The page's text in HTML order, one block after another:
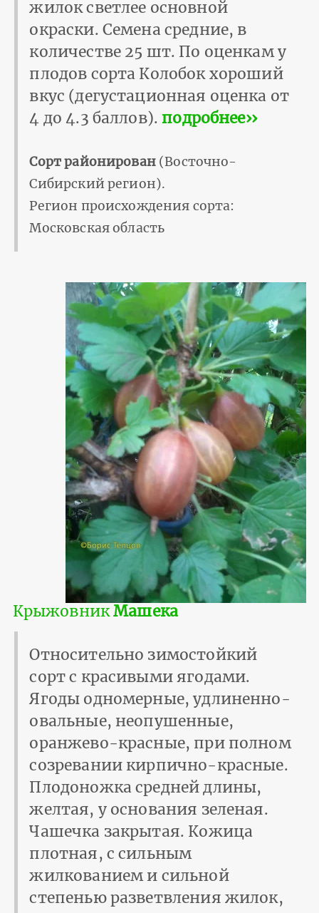
жилок светлее основной
окраски. Семена средние, в
количестве 25 шт. По оценкам у
плодов сорта Колобок хороший
вкус (дегустационная оценка от
4 до 4.3 баллов). подробнее››
Сорт районирован(Восточно-
Сибирский регион).
Регион происхождения сорта:
Московская область
КрыжовникМашека
Относительно зимостойкий
сорт с красивыми ягодами.
Ягоды одномерные, удлиненно-
овальные, неопушенные,
оранжево-красные, при полном
созревании кирпично-красные.
Плодоножка средней длины,
желтая, у основания зеленая.
Чашечка закрытая. Кожица
плотная, с сильным
жилкованием и сильной
степенью разветвления жилок,